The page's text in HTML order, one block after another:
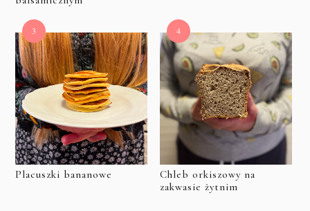
Placuszki bananowe
Chleb orkiszowy na
zakwasie żytnim